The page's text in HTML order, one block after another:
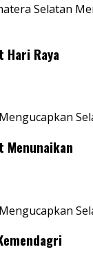
Selatan
Hari Raya
Menunaikan